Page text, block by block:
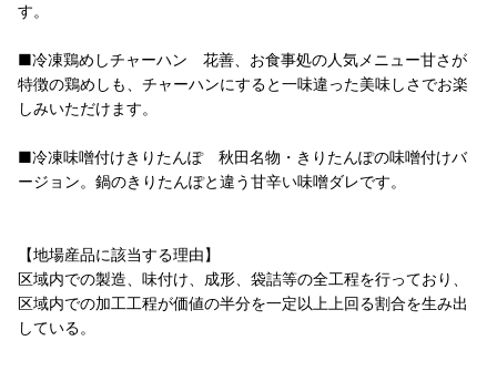
す。
■冷凍鶏めしチャーハン 花善、お食事処の人気メニュー甘さが
特徴の鶏めしも、チャーハンにすると一味違った美味しさでお楽
しみいただけます。
■冷凍味噌付けきりたんぽ 秋田名物・きりたんぽの味噌付けバ
ージョン。鍋のきりたんぽと違う甘辛い味噌ダレです。
【地場産品に該当する理由】
区域内での製造、味付け、成形、袋詰等の全工程を行っており、
区域内での加工工程が価値の半分を一定以上上回る割合を生み出
している。